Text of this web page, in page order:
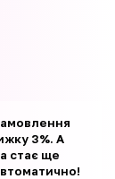
3%. А
стає ще